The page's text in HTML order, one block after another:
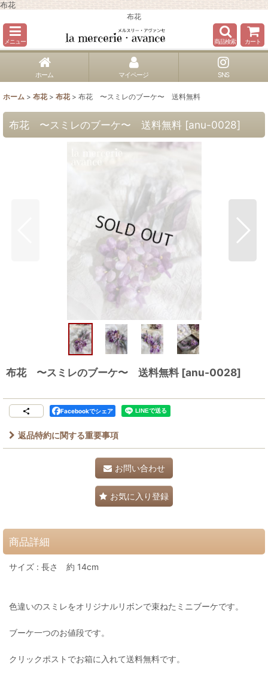
布花
布花
メニュー 商品検索 カート
ホーム マイページ SNS
ホーム > 布花 > 布花 > 布花 〜スミレのブーケ〜 送料無料
布花 〜スミレのブーケ〜 送料無料 [anu-0028]
布花 〜スミレのブーケ〜 送料無料 [anu-0028]
Facebookでシェア
返品特約に関する重要事項
お問い合わせ
お気に入り登録
商品詳細
サイズ : 長さ 約 14cm
色違いのスミレをオリジナルリボンで束ねたミニブーケです⁠。
ブーケ一つのお値段です。
クリックポストでお箱に入れて送料無料です。